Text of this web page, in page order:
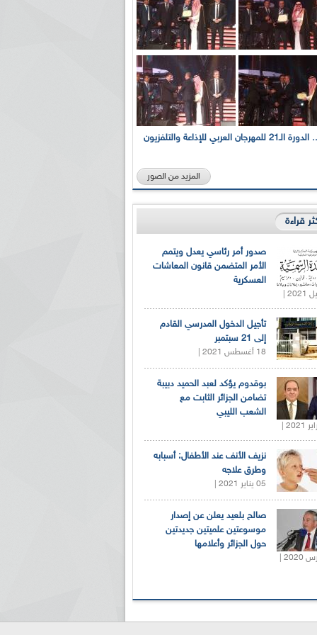
بالصور... الدورة الـ21 للمهرجان العربي للإذاعة والتلفزيون
المزيد من الصور
قراءة
صدور أمر رئاسي يعدل ويتمم
الأمر المتضمن قانون المعاشات
العسكرية
تأجيل الدخول المدرسي القادم
إلى 21 سبتمبر
18 أغسطس 2021 |
بوقدوم يؤكد لعبد الحميد دبيبة
تضامن الجزائر الثابت مع
الشعب الليبي
نزيف الأنف عند الأطفال: أسبابه
وطرق علاجه
05 يناير 2021 |
صالح بلعيد يعلن عن إصدار
موسوعتين علميتين جديدتين
حول الجزائر وأعلامها